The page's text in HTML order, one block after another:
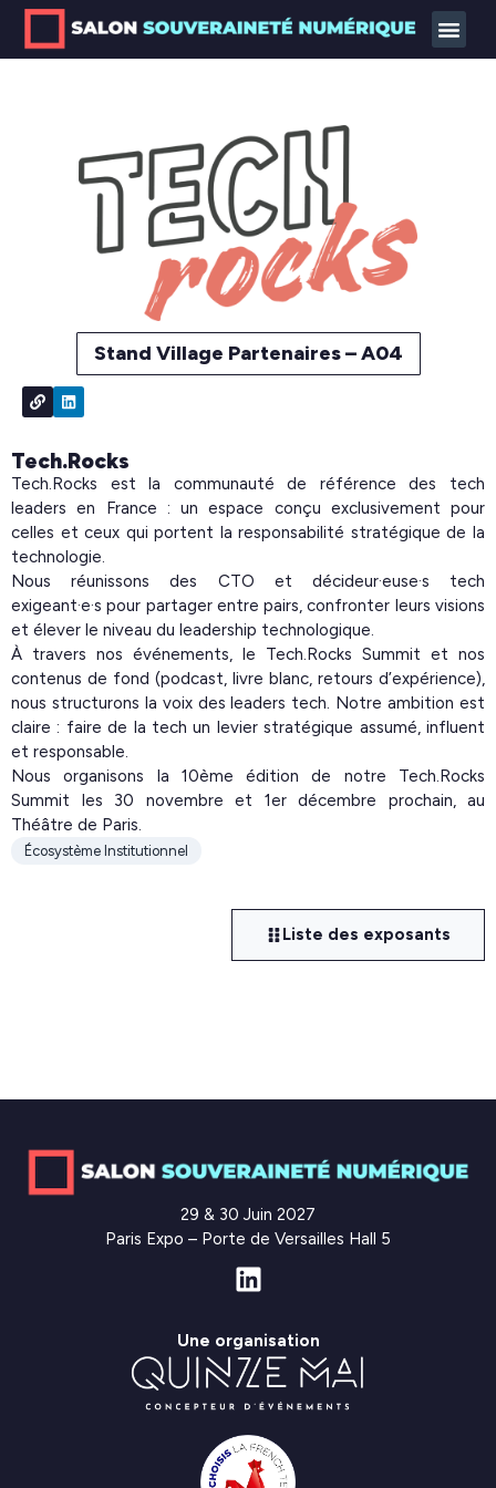
Stand Village Partenaires – A04
Tech.Rocks
Tech.Rocks est la communauté de référence des tech
leaders en France : un espace conçu exclusivement pour
celles et ceux qui portent la responsabilité stratégique de la
technologie.
Nous réunissons des CTO et décideur·euse·s tech
exigeant·e·s pour partager entre pairs, confronter leurs visions
et élever le niveau du leadership technologique.
À travers nos événements, le Tech.Rocks Summit et nos
contenus de fond (podcast, livre blanc, retours d’expérience),
nous structurons la voix des leaders tech. Notre ambition est
claire : faire de la tech un levier stratégique assumé, influent
et responsable.
Nous organisons la 10ème édition de notre Tech.Rocks
Summit les 30 novembre et 1er décembre prochain, au
Théâtre de Paris.
Écosystème Institutionnel
Liste des exposants
Une organisation
29 & 30 Juin 2027
Paris Expo – Porte de Versailles Hall 5